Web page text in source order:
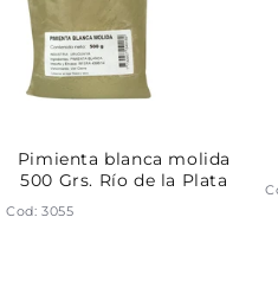
Pimienta blanca molida
500 Grs. Río de la Plata
Cod: 3055